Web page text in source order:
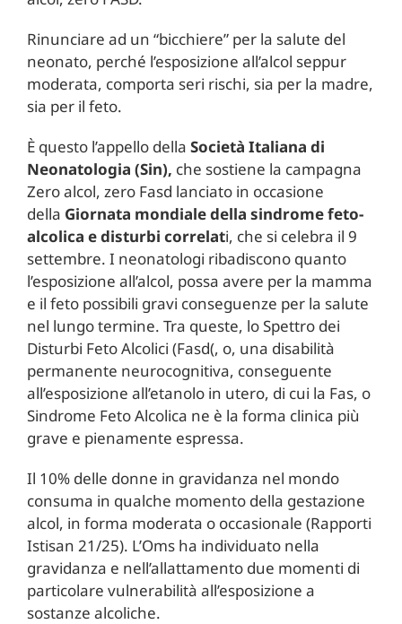
Rinunciare ad un “bicchiere” per la salute del
neonato, perché l’esposizione all’alcol seppur
moderata, comporta seri rischi, sia per la madre,
sia per il feto.
È questo l’appello della Società Italiana di
Neonatologia (Sin), che sostiene la campagna
Zero alcol, zero Fasd lanciato in occasione
della Giornata mondiale della sindrome feto-
alcolica e disturbi correlati, che si celebra il 9
settembre. I neonatologi ribadiscono quanto
l’esposizione all’alcol, possa avere per la mamma
e il feto possibili gravi conseguenze per la salute
nel lungo termine. Tra queste, lo Spettro dei
Disturbi Feto Alcolici (Fasd(, o, una disabilità
permanente neurocognitiva, conseguente
all’esposizione all’etanolo in utero, di cui la Fas, o
Sindrome Feto Alcolica ne è la forma clinica più
grave e pienamente espressa.
Il 10% delle donne in gravidanza nel mondo
consuma in qualche momento della gestazione
alcol, in forma moderata o occasionale (Rapporti
Istisan 21/25). L’Oms ha individuato nella
gravidanza e nell’allattamento due momenti di
particolare vulnerabilità all’esposizione a
sostanze alcoliche.